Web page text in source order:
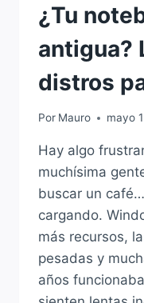
¿Tu
antigua?
distros
Por Mauro mayo
Hay algo
muchísima
buscar un
cargando.
más recursos,
pesadas y
años